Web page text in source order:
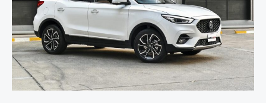
लगी
लाइन
–
6
Airbags,